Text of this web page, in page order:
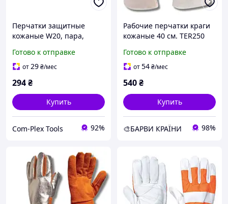
Перчатки защитные
кожаные W20, пара,
Готово к отправке
от29₴/мес
294₴
Купить
Com-Plex Tools 92%
Рабочие перчатки краги
кожаные 40 см. TER250
Готово к отправке
от54₴/мес
540₴
Купить
🎨БАРВИ КРАЇНИ 98%